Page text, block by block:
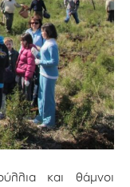
και θάμνοι